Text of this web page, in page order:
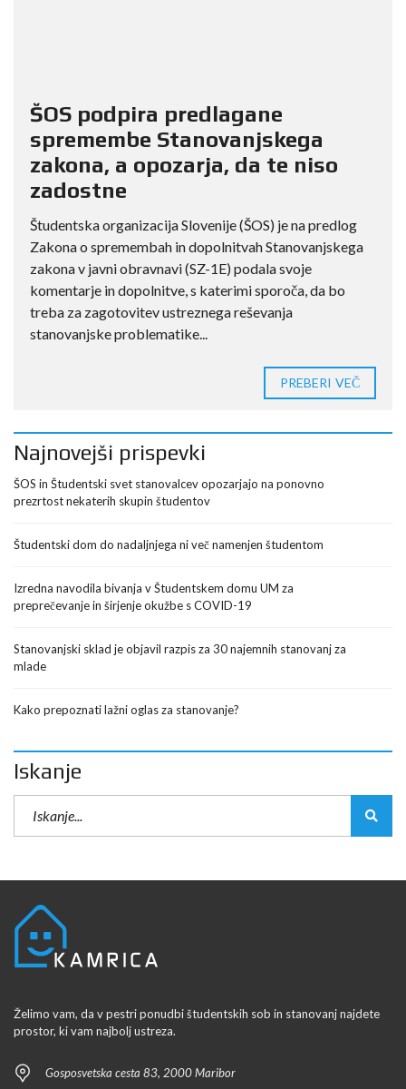
ŠOS podpira predlagane
spremembe Stanovanjskega
zakona, a opozarja, da te niso
zadostne
Študentska organizacija Slovenije (ŠOS) je na predlog
Zakona o spremembah in dopolnitvah Stanovanjskega
zakona v javni obravnavi (SZ-1E) podala svoje
komentarje in dopolnitve, s katerimi sporoča, da bo
treba za zagotovitev ustreznega reševanja
stanovanjske problematike...
PREBERI VEČ
Najnovejši prispevki
ŠOS in Študentski svet stanovalcev opozarjajo na ponovno
prezrtost nekaterih skupin študentov
Študentski dom do nadaljnjega ni več namenjen študentom
Izredna navodila bivanja v Študentskem domu UM za
preprečevanje in širjenje okužbe s COVID-19
Stanovanjski sklad je objavil razpis za 30 najemnih stanovanj za
mlade
Kako prepoznati lažni oglas za stanovanje?
Iskanje
Želimo vam, da v pestri ponudbi študentskih sob in stanovanj najdete
prostor, ki vam najbolj ustreza.
Gosposvetska cesta 83, 2000 Maribor